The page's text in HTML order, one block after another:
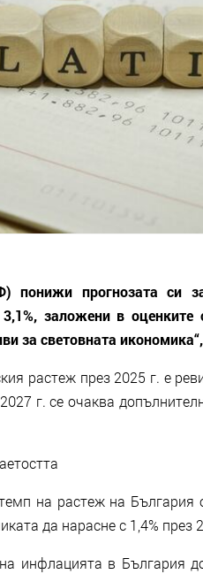
понижи прогнозата си
заложени в
за световната
растеж през 2025 г. е
г. се очаква
на растеж на България
да нарасне с 1,4% през
инфлацията в България